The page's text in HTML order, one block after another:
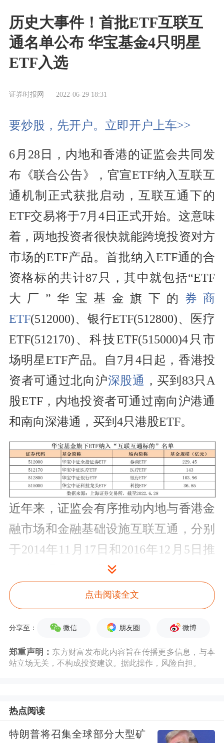
历史大事件！首批ETF互联互
通名单公布 华宝基金4只明星
ETF入选
证券时报网 2022-06-29 18:31
要炒股，先开户。立即开户上车>>
6月28日，内地和香港的证监会共同发
布《联合公告》，官宣ETF纳入互联互
通机制正式获批启动，互联互通下的
ETF交易将于7月4日正式开始。这意味
着，两地投资者很快就能跨境投资对方
市场的ETF产品。首批纳入ETF通的合
资格标的共计87只，其中就包括“ETF
大厂”华宝基金旗下的 券商
ETF(512000)、银行ETF(512800)、医疗
ETF(512170)、科技ETF(515000)4只市
场明星ETF产品。自7月4日起，香港投
资者可通过北向沪深股通 ，买到83只A
股ETF，内地投资者可通过南向沪港通
和南向深港通，买到4只港股ETF。
近年来，证监会有序推动内地与香港金
融市场和金融基础设施互联互通，分别
于2014年11月17日和2016年12月5日推
出沪港通、深港通机制，开创了操作便
利、风险可控的跨境投资新模式。
华宝基金表示，此次ETF纳入互联互通
一步，ETF互联互通标的将为北向资金
本桥梁更加通畅。华宝基金一直积极致
点击阅读全文
分享至： 微信 朋友圈 微博
郑重声明： 东方财富发布此内容旨在传播更多信息，与本
站立场无关，不构成投资建议。据此操作，风险自担。
热点阅读
特朗普将召集全球部分大型矿